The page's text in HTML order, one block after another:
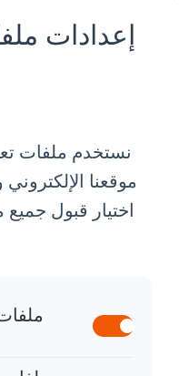
By
Customization
White Label
Industrial
Base
إعدادات
نستخدم ملفات
موقعنا
اختيار قبول